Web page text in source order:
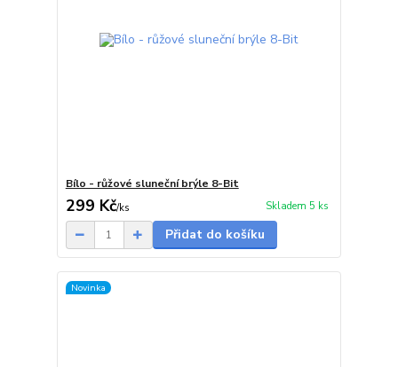
Bílo - růžové sluneční brýle 8-Bit
299 Kč/ks Skladem 5 ks
Přidat do košíku
Novinka